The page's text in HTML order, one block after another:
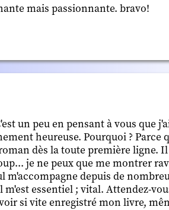
mais passionnante. bravo!
un peu en pensant à vous que
heureuse. Pourquoi ? Parce
dès la toute première ligne.
je ne peux que me montrer
m'accompagne depuis de
essentiel ; vital. Attendez-
si vite enregistré mon livre,